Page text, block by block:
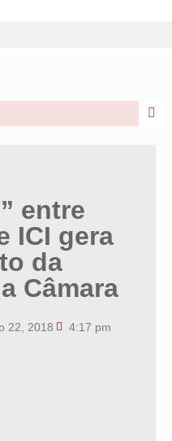
entre
ICI gera
da
Câmara
22, 2018 4:17 pm